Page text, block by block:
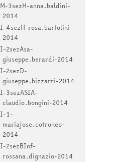
M-3sezH-anna.baldini-
2014
I-4sezH-rosa.bartolini-
2014
I-2sezAsa-
giuseppe.berardi-2014
I-2sezD-
giuseppe.bizzarri-2014
I-3sezASIA-
claudio.bongini-2014
I-1-
mariajose.cotroneo-
2014
I-2sezBInf-
rossana.dignazio-2014